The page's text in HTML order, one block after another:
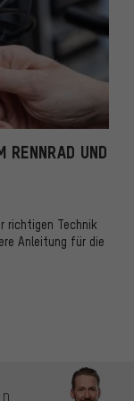
RENNRAD UND
richtigen Technik
Anleitung für die